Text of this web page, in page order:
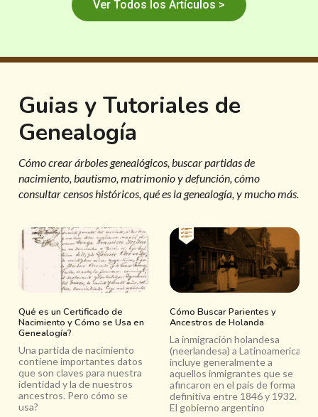
Ver Todos los Artículos >
Guias y Tutoriales de
Genealogía
Cómo crear árboles genealógicos, buscar partidas de
nacimiento, bautismo, matrimonio y defunción, cómo
consultar censos históricos, qué es la genealogía, y mucho más.
Qué es un Certificado de
Nacimiento y Cómo se Usa en
Genealogía?
Una partida de nacimiento
contiene importantes datos
que son claves para nuestra
identidad y la de nuestros
ancestros. Pero cómo se
usa?
Cómo Buscar Parientes y
Ancestros de Holanda
La inmigración holandesa
(neerlandesa) a Latinoamerica
incluye generalmente a
aquellos inmigrantes que se
afincaron en el país de forma
definitiva entre 1846 y 1932.
El gobierno argentino